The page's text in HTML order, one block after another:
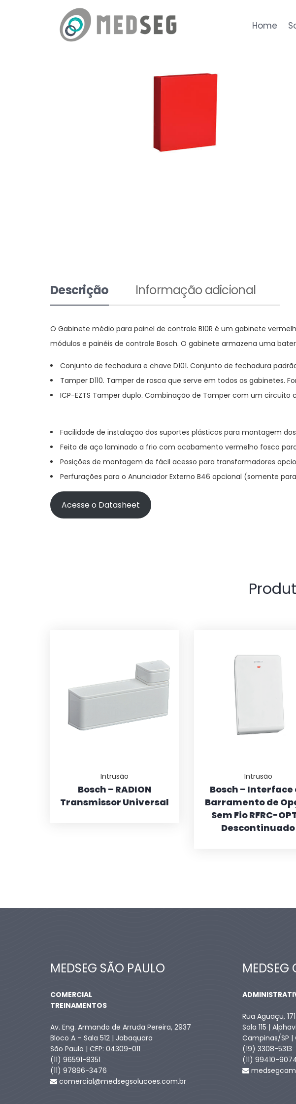
Home
Descrição Informação adicional
O Gabinete médio para painel de controle B10R é um gabinete
módulos e painéis de controle Bosch. O gabinete armazena uma
Conjunto de fechadura e chave D101. Conjunto de fechadura
Tamper D110. Tamper de rosca que serve em todos os gabinetes.
ICP-EZTS Tamper duplo. Combinação de Tamper com um circuito
Facilidade de instalação dos suportes plásticos para montagem
Feito de aço laminado a frio com acabamento vermelho fosco
Posições de montagem de fácil acesso para transformadores
Perfurações para o Anunciador Externo B46 opcional (somente
Acesse o Datasheet
Intrusão
Bosch – RADION
Transmissor Universal
Intrusão
Bosch – Interface
Barramento de
Sem Fio RFRC-
Descontinuado
MEDSEG SÃO PAULO
COMERCIAL
TREINAMENTOS
Av. Eng. Armando de Arruda Pereira, 2937
Bloco A – Sala 512 | Jabaquara
São Paulo | CEP: 04309-011
(11) 96591-8351
(11) 97896-3476
comercial@medsegsolucoes.com.br
MEDSEG
Rua Aguaçu, 171
Sala 115 |
Campinas/SP |
(19) 3308-5313
(11) 99410-